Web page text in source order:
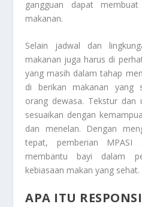
gangguan dapat
makanan.
Selain jadwal dan
makanan juga harus di
yang masih dalam tahap
di berikan makanan yang
orang dewasa. Tekstur dan
sesuaikan dengan
dan menelan. Dengan
tepat, pemberian
membantu bayi dalam
kebiasaan makan yang sehat.
APA ITU